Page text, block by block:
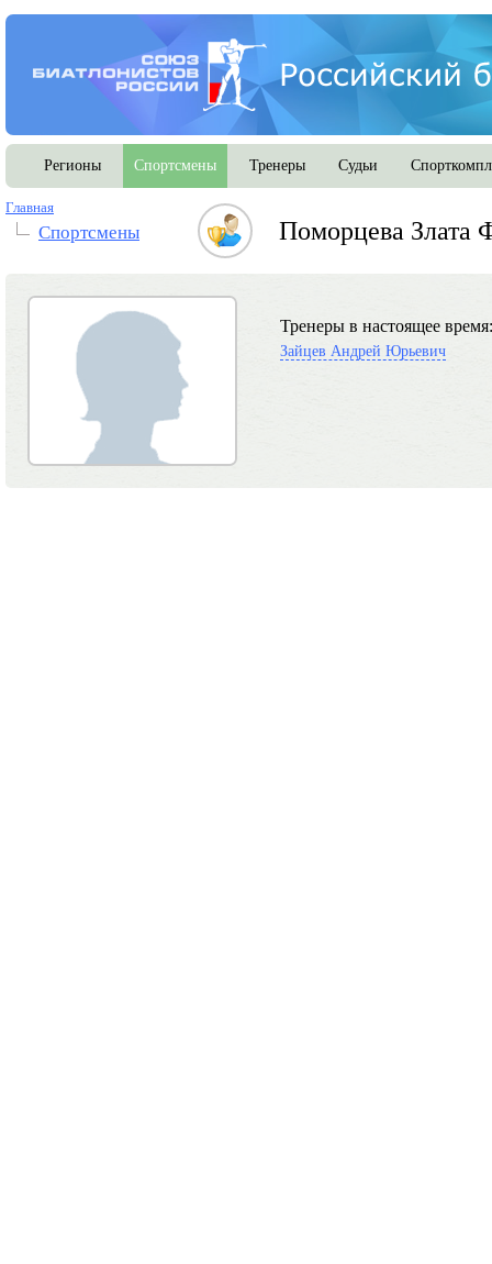
Регионы Спортсмены Тренеры Судьи
Главная
Спортсмены Поморцева Злата
Тренеры в настоящее время:
Зайцев Андрей Юрьевич